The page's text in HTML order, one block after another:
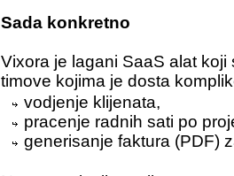
Sada konkretno
Vixora je lagani SaaS alat
timove kojima je dosta
vodjenje klijenata,
pracenje radnih sati po
generisanje faktura (PDF)